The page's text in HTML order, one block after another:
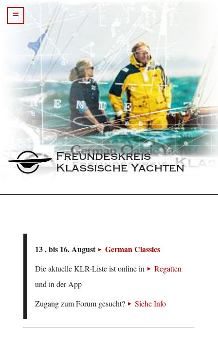
=
Freundeskreis
Klassische Yachten
13 . bis 16. August German Classics
Die aktuelle KLR-Liste ist online in
Regatten
und in der App
Zugang zum Forum gesucht?
Siehe Info